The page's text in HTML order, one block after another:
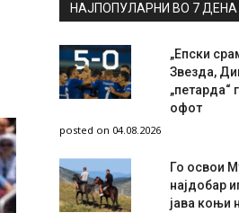
НАЈПОПУЛАРНИ ВО 7 ДЕНА
„Епски
Звезда,
„петарда“
офот
posted on 04.08.2026
Го освои
најдобар
јава коњи